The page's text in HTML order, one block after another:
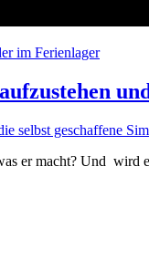
im Ferienlager
er macht? Und